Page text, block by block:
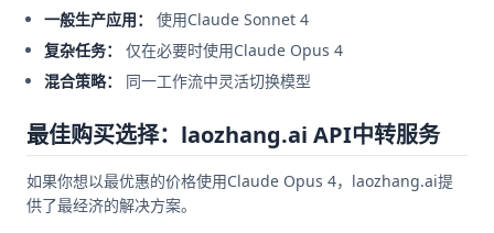
一般生产应用：
使用Claude Sonnet 4
复杂任务：
仅在必要时使用Claude Opus 4
混合策略：
同一工作流中灵活切换模型
最佳购买选择：laozhang.ai API中转服务
如果你想以最优惠的价格使用Claude Opus 4，laozhang.ai提
供了最经济的解决方案。